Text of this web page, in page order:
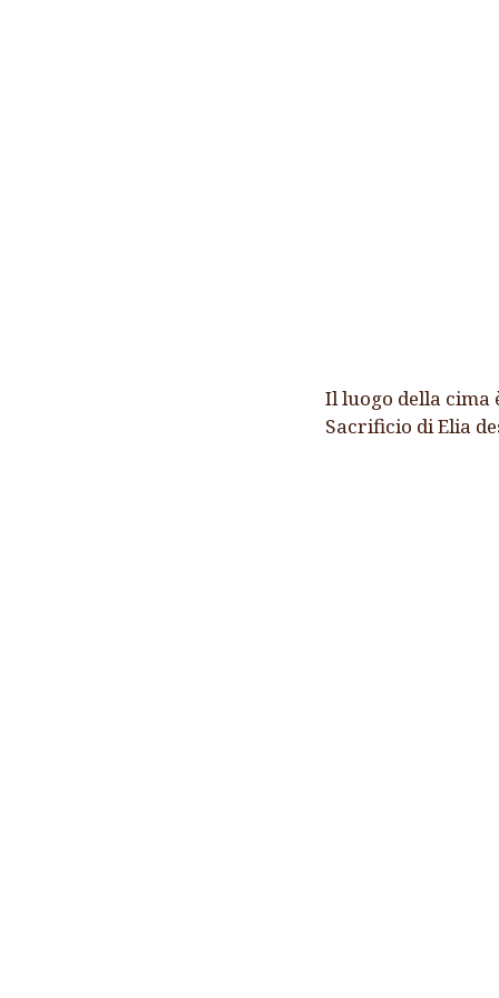
Il luogo della cima
Sacrificio di Elia